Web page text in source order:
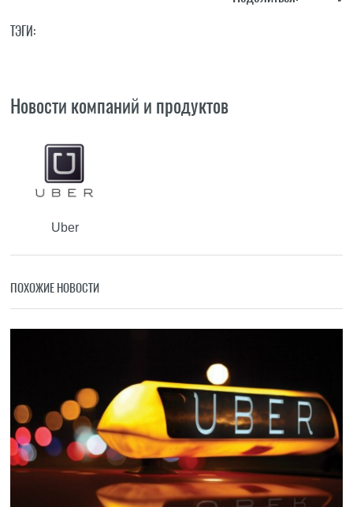
ТЭГИ:
Новости компаний и продуктов
Uber
ПОХОЖИЕ НОВОСТИ